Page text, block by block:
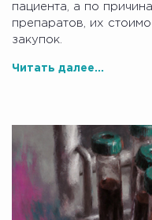
пациента, а по
препаратов, их
закупок.
Читать далее...